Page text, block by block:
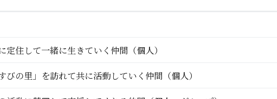
定住して一緒に生きていく仲間（個人）
びの里」を訪れて共に活動していく仲間（個人）